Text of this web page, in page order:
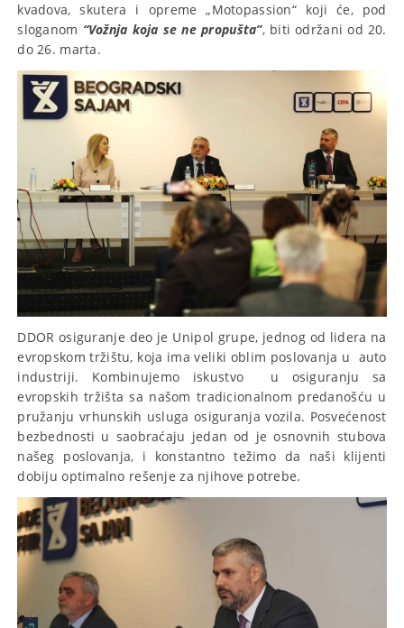
kvadova, skutera i opreme „Motopassion“ koji će, pod
sloganom “Vožnja koja se ne propušta”, biti održani od 20.
do 26. marta.
DDOR osiguranje deo je Unipol grupe, jednog od lidera na
evropskom tržištu, koja ima veliki oblim poslovanja u auto
industriji. Kombinujemo iskustvo u osiguranju sa
evropskih tržišta sa našom tradicionalnom predanošću u
pružanju vrhunskih usluga osiguranja vozila. Posvećenost
bezbednosti u saobraćaju jedan od je osnovnih stubova
našeg poslovanja, i konstantno težimo da naši klijenti
dobiju optimalno rešenje za njihove potrebe.